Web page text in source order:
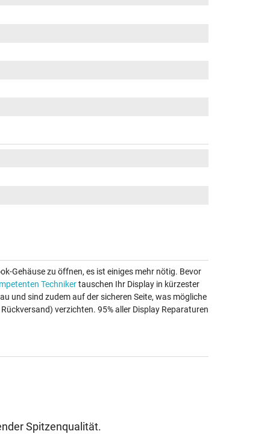
Gehäuse zu öffnen, es ist einiges mehr nötig. Bevor
Technikertauschen Ihr Display in kürzester
und sind zudem auf der sicheren Seite, was mögliche
verzichten. 95% aller Display Reparaturen
Spitzenqualität.